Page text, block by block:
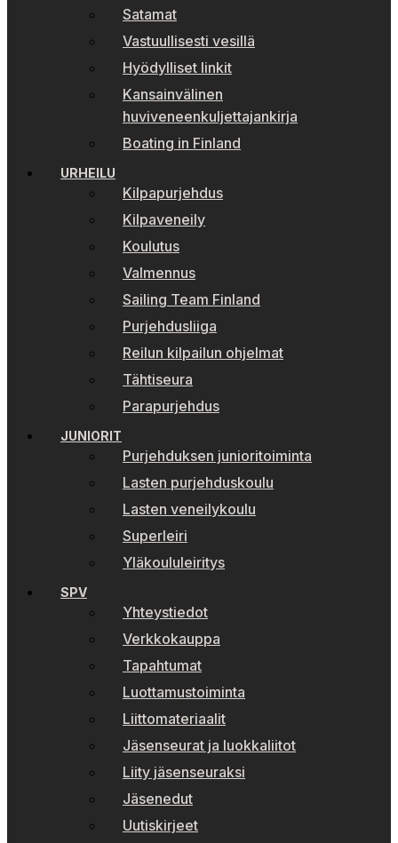
Satamat
Vastuullisesti vesillä
Hyödylliset linkit
Kansainvälinen
huviveneenkuljettajankirja
Boating in Finland
URHEILU
Kilpapurjehdus
Kilpaveneily
Koulutus
Valmennus
Sailing Team Finland
Purjehdusliiga
Reilun kilpailun ohjelmat
Tähtiseura
Parapurjehdus
JUNIORIT
Purjehduksen junioritoiminta
Lasten purjehduskoulu
Lasten veneilykoulu
Superleiri
Yläkoululeiritys
SPV
Yhteystiedot
Verkkokauppa
Tapahtumat
Luottamustoiminta
Liittomateriaalit
Jäsenseurat ja luokkaliitot
Liity jäsenseuraksi
Jäsenedut
Uutiskirjeet